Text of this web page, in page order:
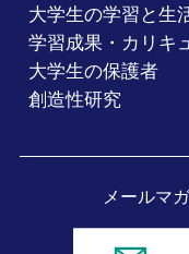
大学生の学習と生
学習成果・カリキ
大学生の保護者
創造性研究
メールマ